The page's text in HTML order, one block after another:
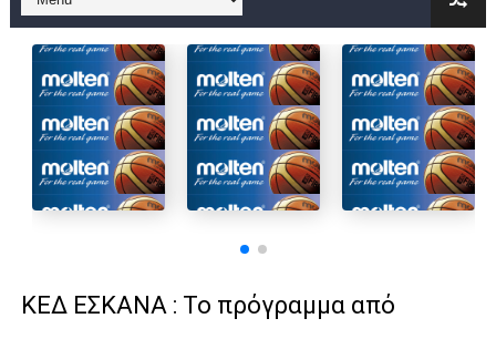
B ΕΦΗΒΩΝ F4 : Χάλκινο το Πέρα 71-56 την Δραπετσώνα στον
Στην National League 2 ο Μανδραϊκός 83-72 τον Εθνικό
Live streaming ΜΠΑΡΑΖ ΑΝΟΔΟΥ ΣΤΗΝ NL 2 : ΑΥΡΙΟ
Β΄ ΕΦΗΒΩΝ F4 : Εντυπωσιακός ο Ρέντης στον τελικό 104-77
ΚΕΔ ΕΣΚΑΝΑ : Το πρόγραμμα από